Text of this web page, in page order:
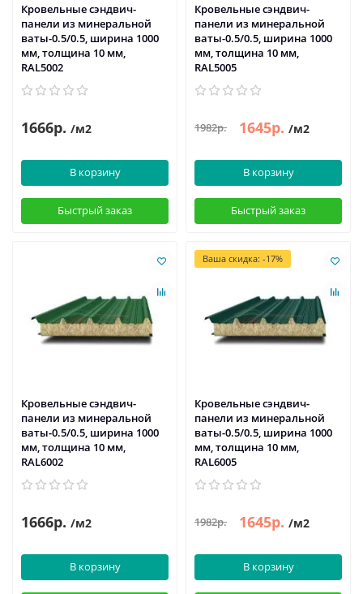
Кровельные сэндвич-
панели из минеральной
ваты-0.5/0.5, ширина 1000
мм, толщина 10 мм,
RAL5002
1666р. /м2
В корзину
Быстрый заказ
Кровельные сэндвич-
панели из минеральной
ваты-0.5/0.5, ширина 1000
мм, толщина 10 мм,
RAL5005
1982р. 1645р. /м2
В корзину
Быстрый заказ
Кровельные сэндвич-
панели из минеральной
ваты-0.5/0.5, ширина 1000
мм, толщина 10 мм,
RAL6002
1666р. /м2
В корзину
Ваша скидка: -17%
Кровельные сэндвич-
панели из минеральной
ваты-0.5/0.5, ширина 1000
мм, толщина 10 мм,
RAL6005
1982р. 1645р. /м2
В корзину